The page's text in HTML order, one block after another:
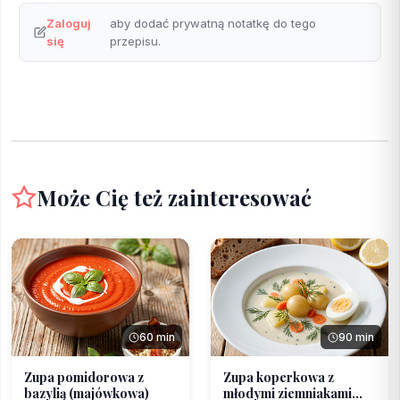
Zaloguj
się
aby dodać prywatną notatkę do tego
przepisu.
Może Cię też zainteresować
60 min
Zupa pomidorowa z
bazylią (majówkowa)
90 min
Zupa koperkowa z
młodymi ziemniakami